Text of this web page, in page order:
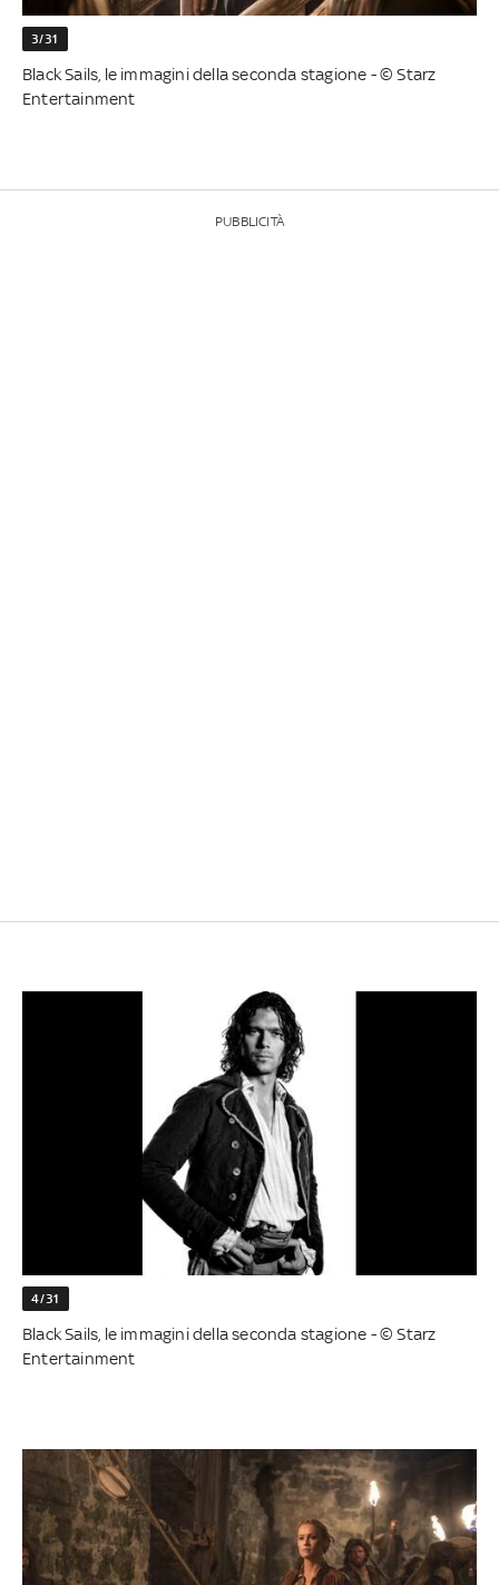
3/31
Black Sails, le immagini della seconda stagione - © Starz
Entertainment
PUBBLICITÀ
4/31
Black Sails, le immagini della seconda stagione - © Starz
Entertainment